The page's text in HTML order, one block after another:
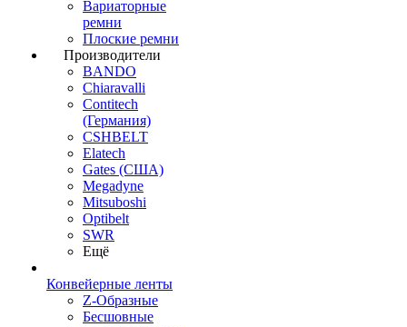
Вариаторные
ремни
Плоские ремни
Производители
BANDO
Chiaravalli
Contitech
(Германия)
CSHBELT
Elatech
Gates (США)
Megadyne
Mitsuboshi
Optibelt
SWR
Ещё
Конвейерные ленты
Z-Образные
Бесшовные